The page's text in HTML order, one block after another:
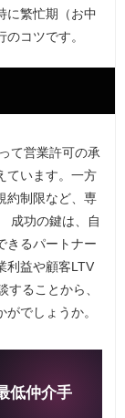
に繁忙期（お中
コツです。
て営業許可の承
ています。一方
約制限など、専
成功の鍵は、自
きるパートナー
利益や顧客LTV
ることから、
でしょうか。
低仲介手